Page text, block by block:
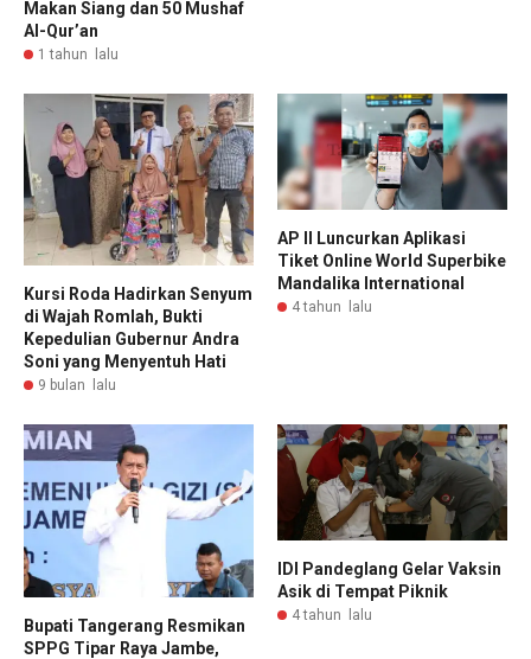
Makan Siang dan 50 Mushaf
Al-Qur’an
1 tahun lalu
Kursi Roda Hadirkan Senyum
di Wajah Romlah, Bukti
Kepedulian Gubernur Andra
Soni yang Menyentuh Hati
9 bulan lalu
AP II Luncurkan Aplikasi
Tiket Online World Superbike
Mandalika International
4 tahun lalu
Bupati Tangerang Resmikan
SPPG Tipar Raya Jambe,
IDI Pandeglang Gelar Vaksin
Asik di Tempat Piknik
4 tahun lalu